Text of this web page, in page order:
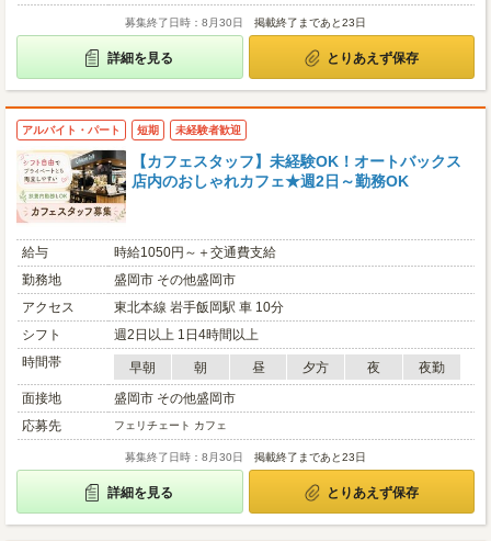
募集終了日時：8月30日 掲載終了まであと23日
詳細を見る とりあえず保存
アルバイト・パート 短期 未経験者歓迎
【カフェスタッフ】未経験OK！オートバックス
店内のおしゃれカフェ★週2日～勤務OK
給与
時給1050円～＋交通費支給
勤務地
盛岡市 その他盛岡市
アクセス
東北本線 岩手飯岡駅 車 10分
シフト
週2日以上 1日4時間以上
時間帯
早朝 朝 昼 夕方 夜
夜勤
面接地
盛岡市 その他盛岡市
応募先
フェリチェート カフェ
募集終了日時：8月30日 掲載終了まであと23日
詳細を見る とりあえず保存